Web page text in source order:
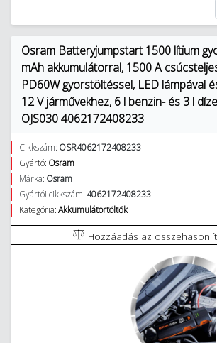
Osram Batteryjumpstart 1500 lítium
mAh akkumulátorral, 1500 A
PD60W gyorstöltéssel, LED lámpával
12 V járművekhez, 6 l benzin- és 3 l
OJS030 4062172408233
Cikkszám: OSR4062172408233
Gyártó: Osram
Márka: Osram
Gyártói cikkszám:4062172408233
Kategória:Akkumulátortöltők
Hozzáadás az